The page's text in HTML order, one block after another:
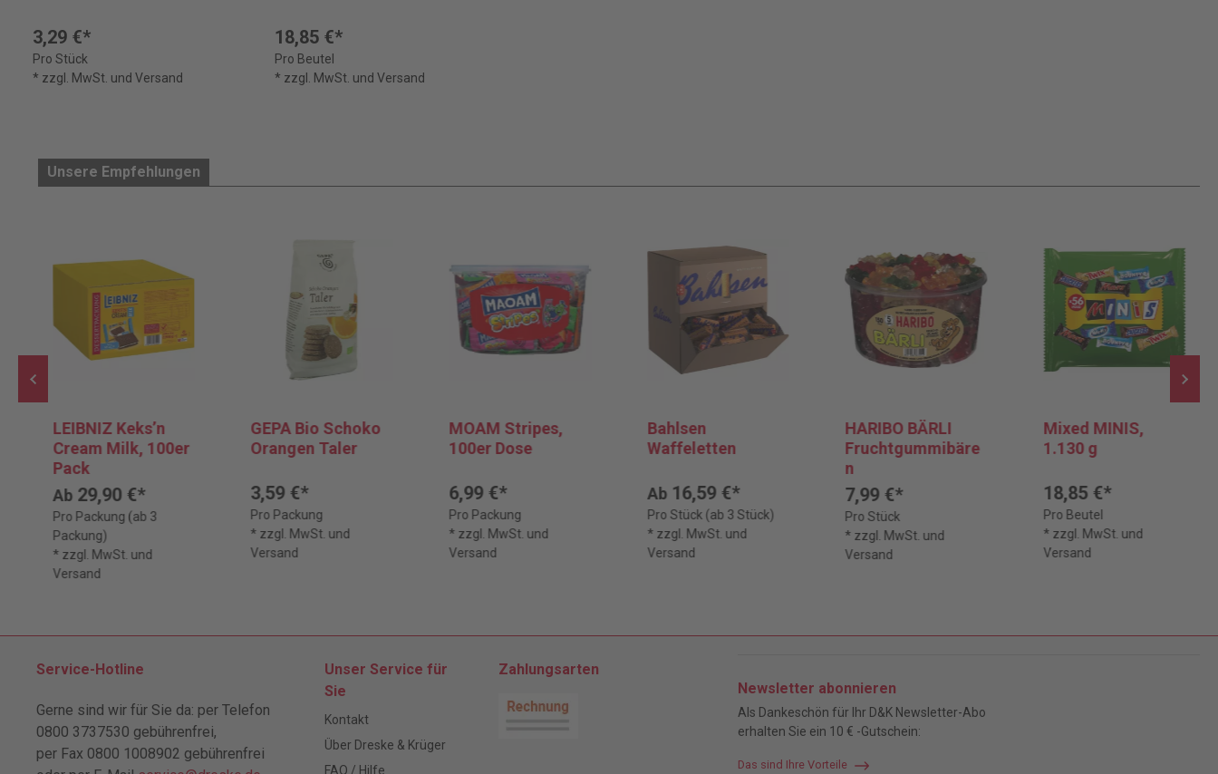
3,29 €*
Pro Stück
* zzgl. MwSt. und Versand
18,85 €*
Pro Beutel
* zzgl. MwSt. und Versand
Unsere Empfehlungen
LEIBNIZ Keks’n
Cream Milk, 100er
Pack
Ab29,90 €*
Pro Packung (ab 3
Packung)
* zzgl. MwSt. und
Versand
GEPA Bio Schoko
Orangen Taler
3,59 €*
Pro Packung
* zzgl. MwSt. und
Versand
MOAM Stripes,
100er Dose
6,99 €*
Pro Packung
* zzgl. MwSt. und
Versand
Bahlsen
Waffeletten
Ab16,59 €*
Pro Stück (ab 3 Stück)
* zzgl. MwSt. und
Versand
HARIBO BÄRLI
Fruchtgummibäre
n
7,99 €*
Pro Stück
* zzgl. MwSt. und
Versand
Mixed MINIS,
1.130 g
18,85 €*
Pro Beutel
* zzgl. MwSt. und
Versand
Service-Hotline
Gerne sind wir für Sie da: per Telefon
0800 3737530 gebührenfrei,
per Fax 0800 1008902 gebührenfrei
Unser Service für
Sie
Kontakt
Über Dreske & Krüger
FAQ / Hilfe
Zahlungsarten
Newsletter abonnieren
Als Dankeschön für Ihr D&K Newsletter-Abo
erhalten Sie ein 10 € -Gutschein:
Das sind Ihre Vorteile